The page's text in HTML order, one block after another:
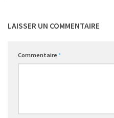
LAISSER UN COMMENTAIRE
Commentaire *